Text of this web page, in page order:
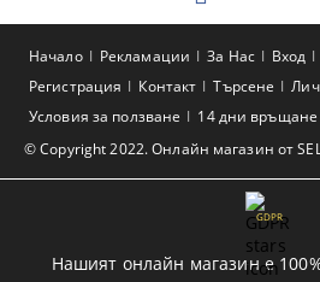
© Copyright 2022. Онлайн магазин от
Начало Рекламации За Нас Вход
Регистрация
Контакт Търсене
Условия за ползване
14 дни връщане
GDPR
Нашият онлайн магазин е